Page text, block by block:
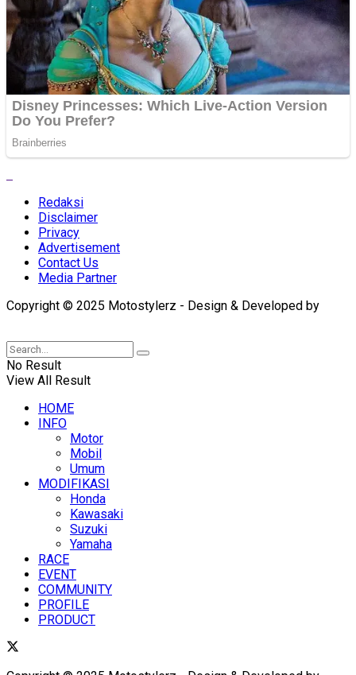
Redaksi
Disclaimer
Privacy
Advertisement
Contact Us
Media Partner
Copyright © 2025 Motostylerz - Design & Developed by
No Result
View All Result
HOME
INFO
Motor
Mobil
Umum
MODIFIKASI
Honda
Kawasaki
Suzuki
Yamaha
RACE
EVENT
COMMUNITY
PROFILE
PRODUCT